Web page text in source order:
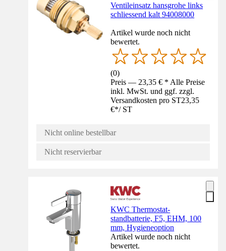
Ventileinsatz hansgrohe links
schliessend kalt 94008000
Artikel wurde noch nicht
bewertet.
(0)
Preis — 23,35 € * Alle Preise
inkl. MwSt. und ggf. zzgl.
Versandkosten pro ST23,35
€*/ ST
Nicht online bestellbar
Nicht reservierbar
KWC Thermostat-
standbatterie, F5, EHM, 100
mm, Hygieneoption
Artikel wurde noch nicht
bewertet.